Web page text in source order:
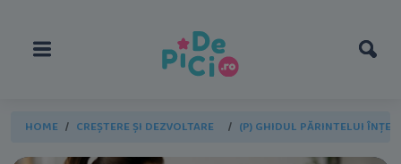
HOME CREȘTERE ȘI DEZVOLTARE (P) GHIDUL PĂRINTELUI